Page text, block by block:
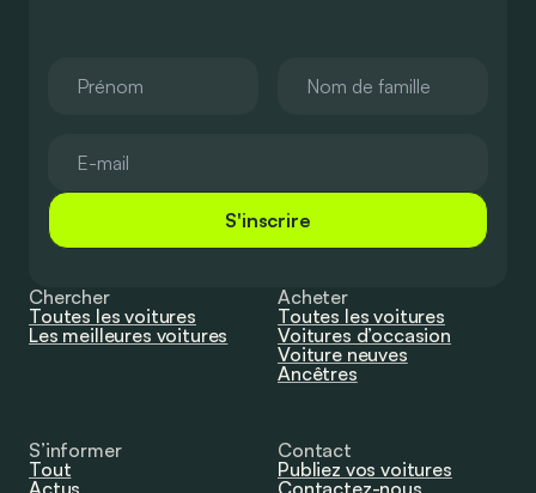
S'inscrire
Chercher
Toutes les voitures
Les meilleures voitures
Acheter
Toutes les voitures
Voitures d’occasion
Voiture neuves
Ancêtres
S’informer
Tout
Actus
Contact
Publiez vos voitures
Contactez-nous